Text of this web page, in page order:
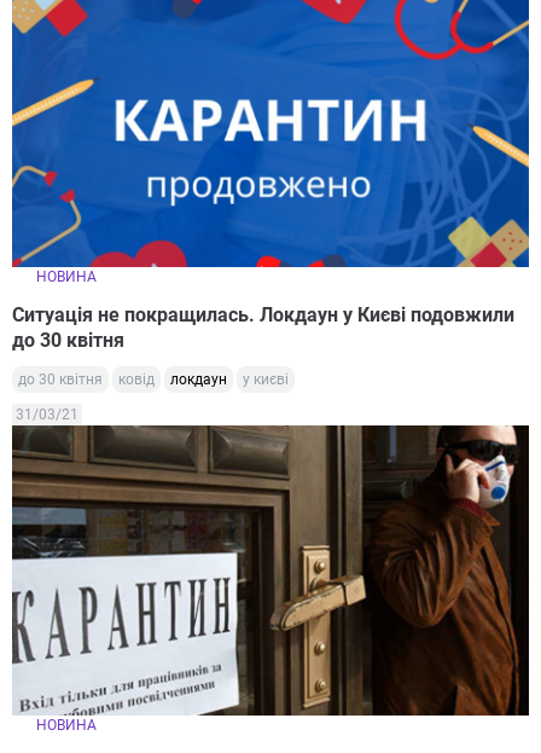
НОВИНА
Ситуація не покращилась. Локдаун у Києві подовжили
до 30 квітня
до 30 квітня ковід локдаун у києві
31/03/21
НОВИНА